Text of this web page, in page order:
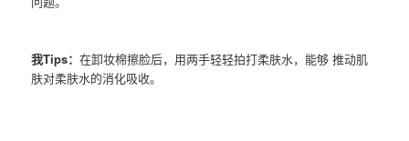
我Tips：在卸妆棉擦脸后，用两手轻轻拍打柔肤水，能够 推动肌
肤对柔肤水的消化吸收。